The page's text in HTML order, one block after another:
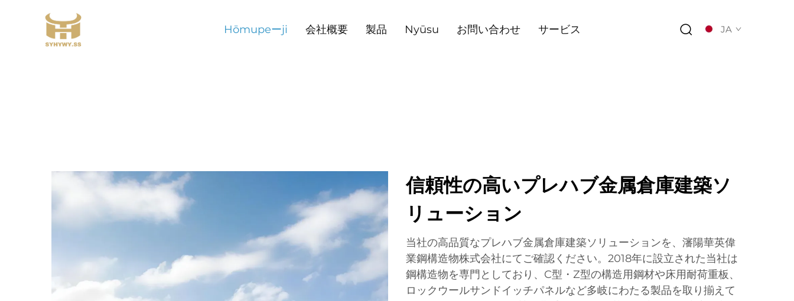
Hōmupeーji 会社概要 製品 Nyūsu お問い合わせ サービス JA
信頼性の高いプレハブ金属倉庫建築ソ
リューション
当社の高品質なプレハブ金属倉庫建築ソリューションを、瀋陽華英偉
業鋼構造物株式会社にてご確認ください。2018年に設立された当社は
鋼構造物を専門としており、C型・Z型の構造用鋼材や床用耐荷重板、
ロックウールサンドイッチパネルなど多岐にわたる製品を取り揃えて